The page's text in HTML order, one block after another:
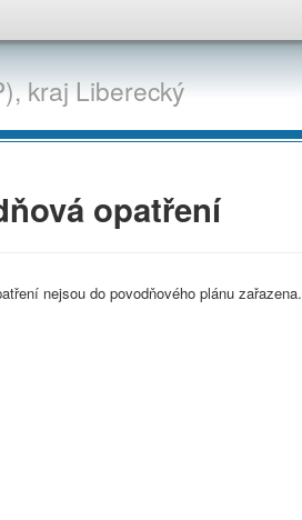
krajLiberecký
opatření
nejsou do povodňového plánu zařazena.